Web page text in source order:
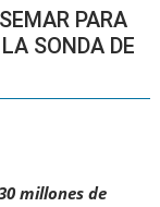
PARA
SONDA DE
millones de